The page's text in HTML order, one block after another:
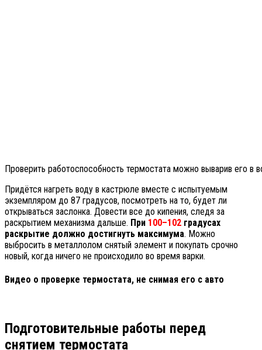
Проверить работоспособность термостата можно выварив его в
Придётся нагреть воду в кастрюле вместе с испытуемым
экземпляром до 87 градусов, посмотреть на то, будет ли
открываться заслонка. Довести все до кипения, следя за
раскрытием механизма дальше. При 100–102 градусах
раскрытие должно достигнуть максимума. Можно
выбросить в металлолом снятый элемент и покупать срочно
новый, когда ничего не происходило во время варки.
Видео о проверке термостата, не снимая его с авто
Подготовительные работы перед
снятием термостата